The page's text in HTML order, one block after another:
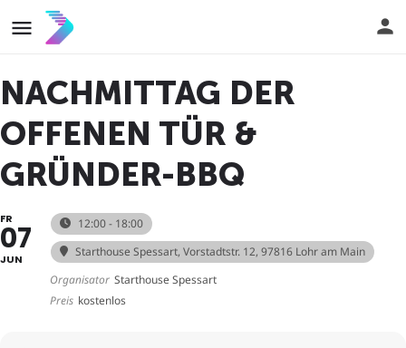
NACHMITTAG DER
OFFENEN TÜR &
GRÜNDER-BBQ
FR
07
JUN
12:00 - 18:00
Starthouse Spessart, Vorstadtstr. 12, 97816 Lohr am Main
Organisator Starthouse Spessart
Preis kostenlos